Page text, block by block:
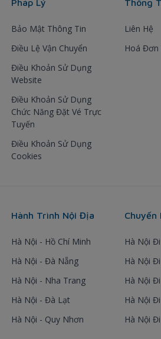
Pháp Lý
Bảo Mật Thông Tin
Điều Lệ Vận Chuyển
Điều Khoản Sử Dụng
Website
Điều Khoản Sử Dụng
Chức Năng Đặt Vé Trực
Tuyến
Điều Khoản Sử Dụng
Cookies
Thông
Liên Hệ
Hoá Đơn
Hành Trình Nội Địa
Hà Nội - Hồ Chí Minh
Hà Nội - Đà Nẵng
Hà Nội - Nha Trang
Hà Nội - Đà Lạt
Hà Nội - Quy Nhơn
Chuyến
Hà Nội
Hà Nội
Hà Nội
Hà Nội
Hà Nội